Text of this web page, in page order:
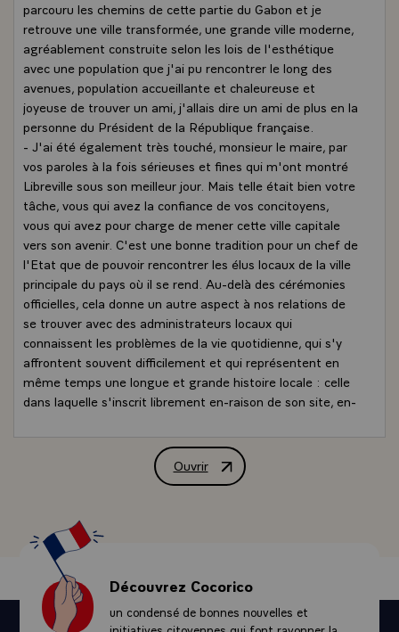
parcouru les chemins de cette partie du Gabon et je
retrouve une ville transformée, une grande ville moderne,
agréablement construite selon les lois de l'esthétique
avec une population que j'ai pu rencontrer le long des
avenues, population accueillante et chaleureuse et
joyeuse de trouver un ami, j'allais dire un ami de plus en la
personne du Président de la République française.
- J'ai été également très touché, monsieur le maire, par
vos paroles à la fois sérieuses et fines qui m'ont montré
Libreville sous son meilleur jour. Mais telle était bien votre
tâche, vous qui avez la confiance de vos concitoyens,
vous qui avez pour charge de mener cette ville capitale
vers son avenir. C'est une bonne tradition pour un chef de
l'Etat que de pouvoir rencontrer les élus locaux de la ville
principale du pays où il se rend. Au-delà des cérémonies
officielles, cela donne un autre aspect à nos relations de
se trouver avec des administrateurs locaux qui
connaissent les problèmes de la vie quotidienne, qui s'y
affrontent souvent difficilement et qui représentent en
même temps une longue et grande histoire locale : celle
dans laquelle s'inscrit librement en-raison de son site, en-
cela comporte une signification particulière que je tenais
à souligner à mon tour.
autre cérémonie symbolique, même si vous avez bien
voulu lui donner une signification tout à fait concrète qui
me touche. Je serais heureux de pouvoir ouvrir les coeurs
des Gabonais qui me font l'honneur de me recevoir
pendant ces deux journées que j'espère utiles et
fécondes.
Ouvrir
Allocution de M. François Mitterrand,
Découvrez Cocorico
un condensé de bonnes nouvelles et